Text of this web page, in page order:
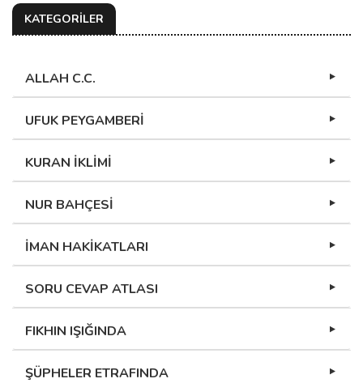
KATEGORİLER
ALLAH C.C.
UFUK PEYGAMBERİ
KURAN İKLİMİ
NUR BAHÇESİ
İMAN HAKİKATLARI
SORU CEVAP ATLASI
FIKHIN IŞIĞINDA
ŞÜPHELER ETRAFINDA